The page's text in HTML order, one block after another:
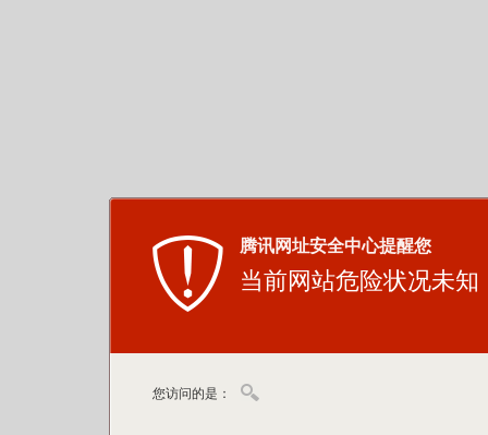
腾讯网址安全中心提醒您
当前网站危险状况未知
您访问的是：